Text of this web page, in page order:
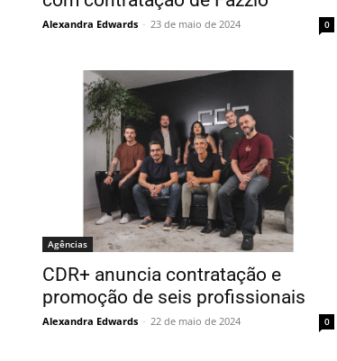
Alexandra Edwards - 23 de maio de 2024 0
Agências
CDR+ anuncia contratação e
promoção de seis profissionais
Alexandra Edwards - 22 de maio de 2024 0